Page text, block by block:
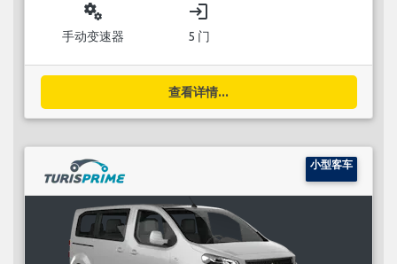
miscellaneous_services
手动变速器
login
5 门
查看详情...
小型客车